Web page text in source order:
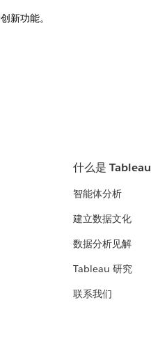
新功能。
什么是 Tableau
智能体分析
建立数据文化
数据分析见解
Tableau 研究
联系我们